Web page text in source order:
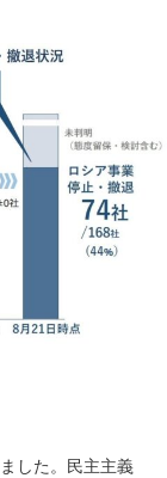
した。民主主義